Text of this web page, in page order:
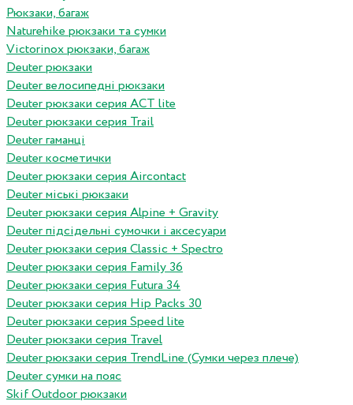
Рюкзаки, багаж
Naturehike рюкзаки та сумки
Victorinox рюкзаки, багаж
Deuter рюкзаки
Deuter велосипедні рюкзаки
Deuter рюкзаки серия ACT lite
Deuter рюкзаки серия Trail
Deuter гаманці
Deuter косметички
Deuter рюкзаки серия Aircontact
Deuter міські рюкзаки
Deuter рюкзаки серия Alpine + Gravity
Deuter підсідельні сумочки і аксесуари
Deuter рюкзаки серия Classic + Spectro
Deuter рюкзаки серия Family 36
Deuter рюкзаки серия Futura 34
Deuter рюкзаки серия Hip Packs 30
Deuter рюкзаки серия Speed lite
Deuter рюкзаки серия Travel
Deuter рюкзаки серия TrendLine (Сумки через плече)
Deuter сумки на пояс
Skif Outdoor рюкзаки